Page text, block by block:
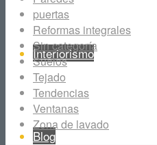
Interiorismo
Blog
puertas
Reformas integrales
Sin categoría
Suelos
Tejado
Tendencias
Ventanas
Zona de lavado